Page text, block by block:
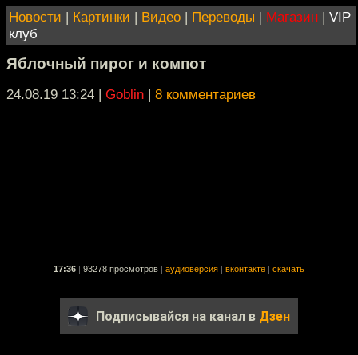
Новости | Картинки | Видео | Переводы | Магазин | VIP
клуб
Яблочный пирог и компот
24.08.19 13:24 | Goblin | 8 комментариев
17:36 93278 просмотров аудиоверсия вконтакте скачать
Подписывайся на канал в Дзен